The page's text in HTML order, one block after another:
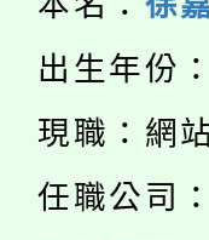
者。
份教
淨零
會
115
程
「本
場熱
8/21
出生年份
現職：網
任職公司：